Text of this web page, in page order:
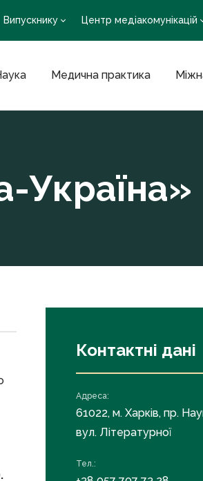
Випускнику Центр медіакомунікацій
Медична практика
Україна»
Контактні дані
Адреса:
61022, м. Харків, пр.
вул. Літературної
Тел.: